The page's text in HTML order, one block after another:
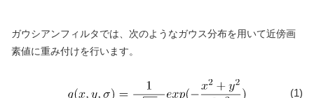
ガウシアンフィルタでは、次のようなガウス分布を用いて近傍画
素値に重み付けを行います。
(1)